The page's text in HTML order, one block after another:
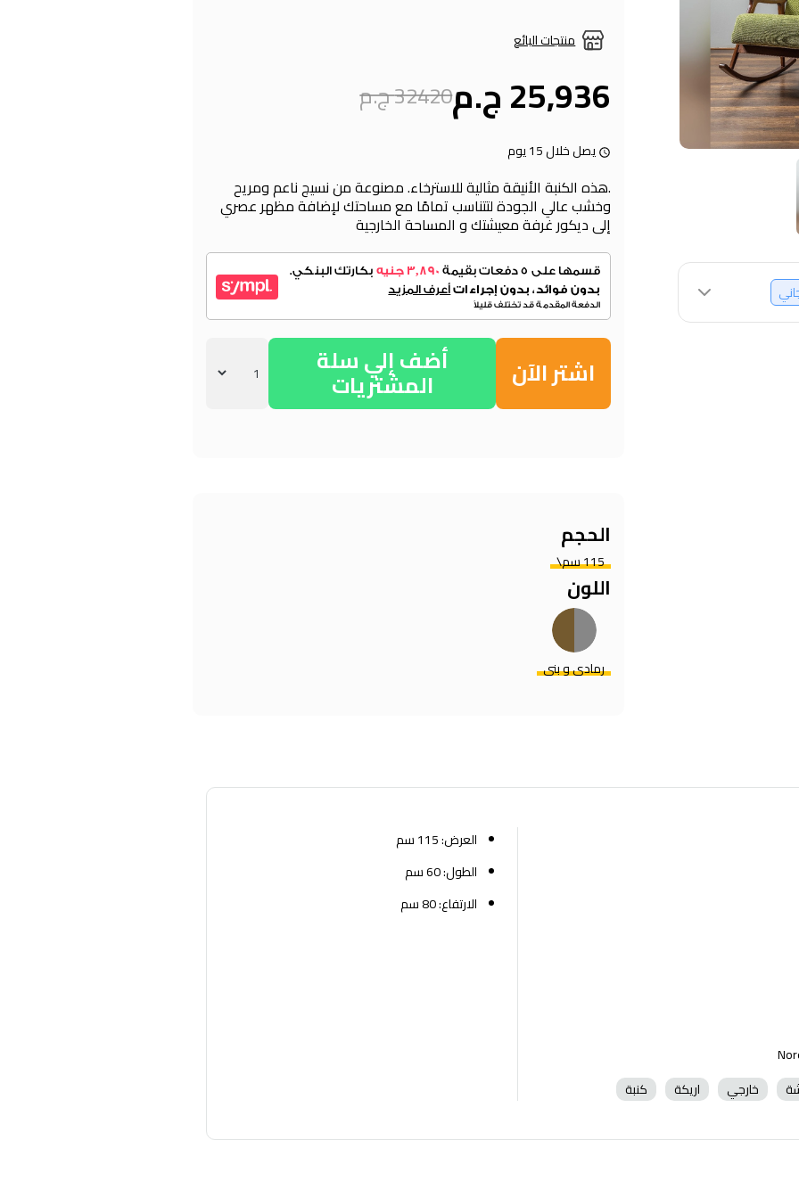
منتجات البائع
25,936 ج.م 32420 ج.م
يصل خلال 15 يوم
.هذه الكنبة الأنيقة مثالية للاسترخاء. مصنوعة من نسيج ناعم ومريح
وخشب عالي الجودة لتتناسب تمامًا مع مساحتك لإضافة مظهر عصري
إلى ديكور غرفة معيشتك و المساحة الخارجية
اشتر الآن أضف إلي سلة
المشتريات
الحجم
115 سم\
اللون
رمادى و بنى
خارجي اريكة كنبة
العرض: 115 سم
الطول: 60 سم
الارتفاع: 80 سم